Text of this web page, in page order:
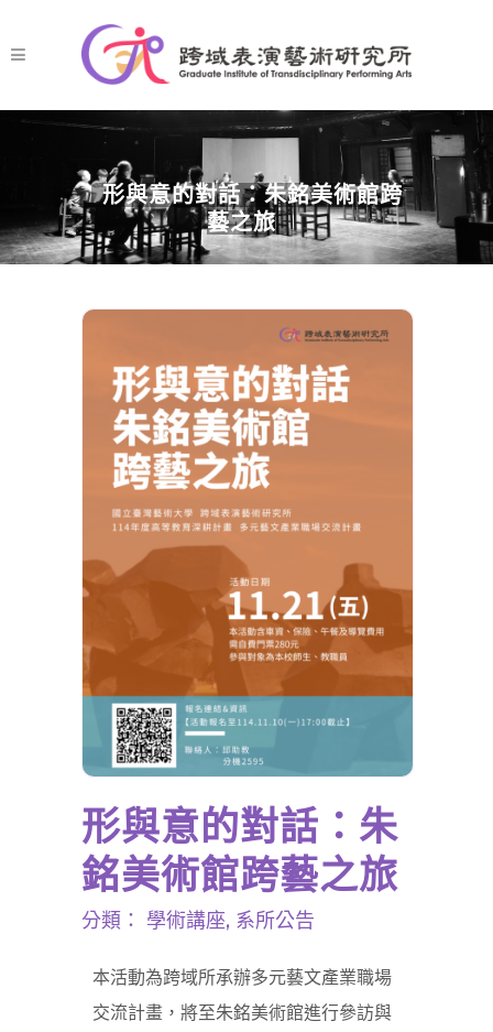
形與意的對話：朱銘美術館跨
藝之旅
形與意的對話：朱
銘美術館跨藝之旅
分類： 學術講座, 系所公告
本活動為跨域所承辦多元藝文產業職場
交流計畫，將至朱銘美術館進行參訪與